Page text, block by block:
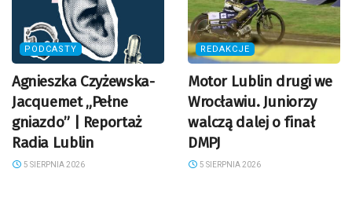
PODCASTY
Agnieszka Czyżewska-
Jacquemet „Pełne
gniazdo” | Reportaż
Radia Lublin
5 SIERPNIA 2026
REDAKCJE
Motor Lublin drugi we
Wrocławiu. Juniorzy
walczą dalej o finał
DMPJ
5 SIERPNIA 2026